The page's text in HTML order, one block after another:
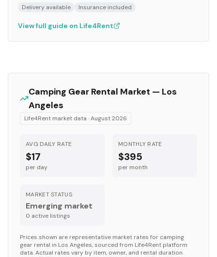
Delivery available Insurance included
View full guide on Life4Rent
Camping Gear Rental Market — Los
Angeles
Life4Rent market data ·August 2026
AVG DAILY RATE
$17
per day
MONTHLY RATE
$395
per month
MARKET STATUS
Emerging market
0 active listings
Prices shown are representative market rates for camping
gear rental in Los Angeles, sourced from Life4Rent platform
data. Actual rates vary by item, owner, and rental duration.